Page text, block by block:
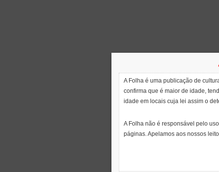
A Folha é uma publicação de
confirma que é maior de idade,
idade em locais cuja lei assim o
A Folha não é responsável pelo
páginas. Apelamos aos nossos